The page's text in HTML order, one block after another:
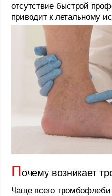
отсутствие быстрой
приводит к летальному
Почему возникает
Чаще всего